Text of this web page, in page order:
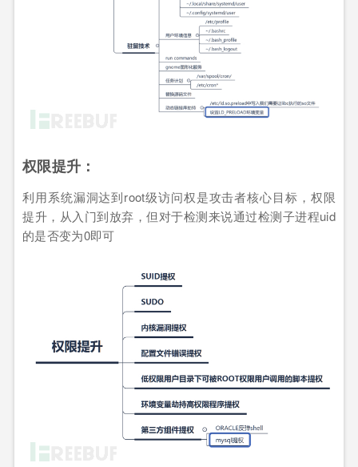
权限提升：
利用系统漏洞达到root级访问权是攻击者核心目标，权限
提升，从入门到放弃，但对于检测来说通过检测子进程uid
的是否变为0即可